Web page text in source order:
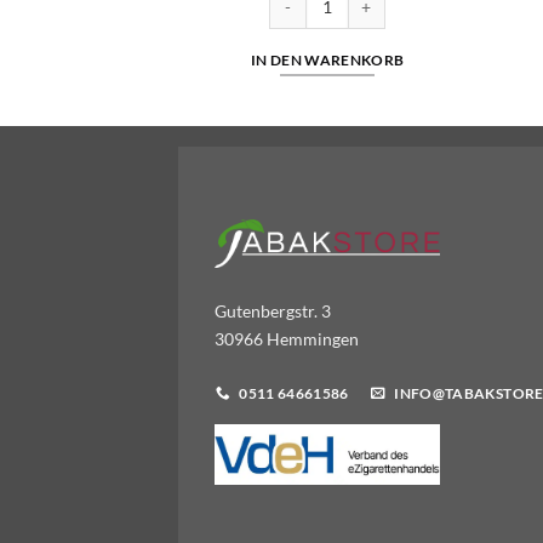
IN DEN WARENKORB
Gutenbergstr. 3
30966 Hemmingen
0511 64661586